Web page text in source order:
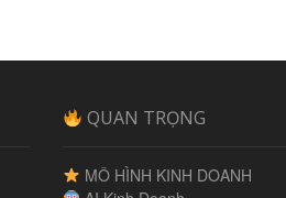
QUAN TRỌNG
MÔ HÌNH KINH DOANH